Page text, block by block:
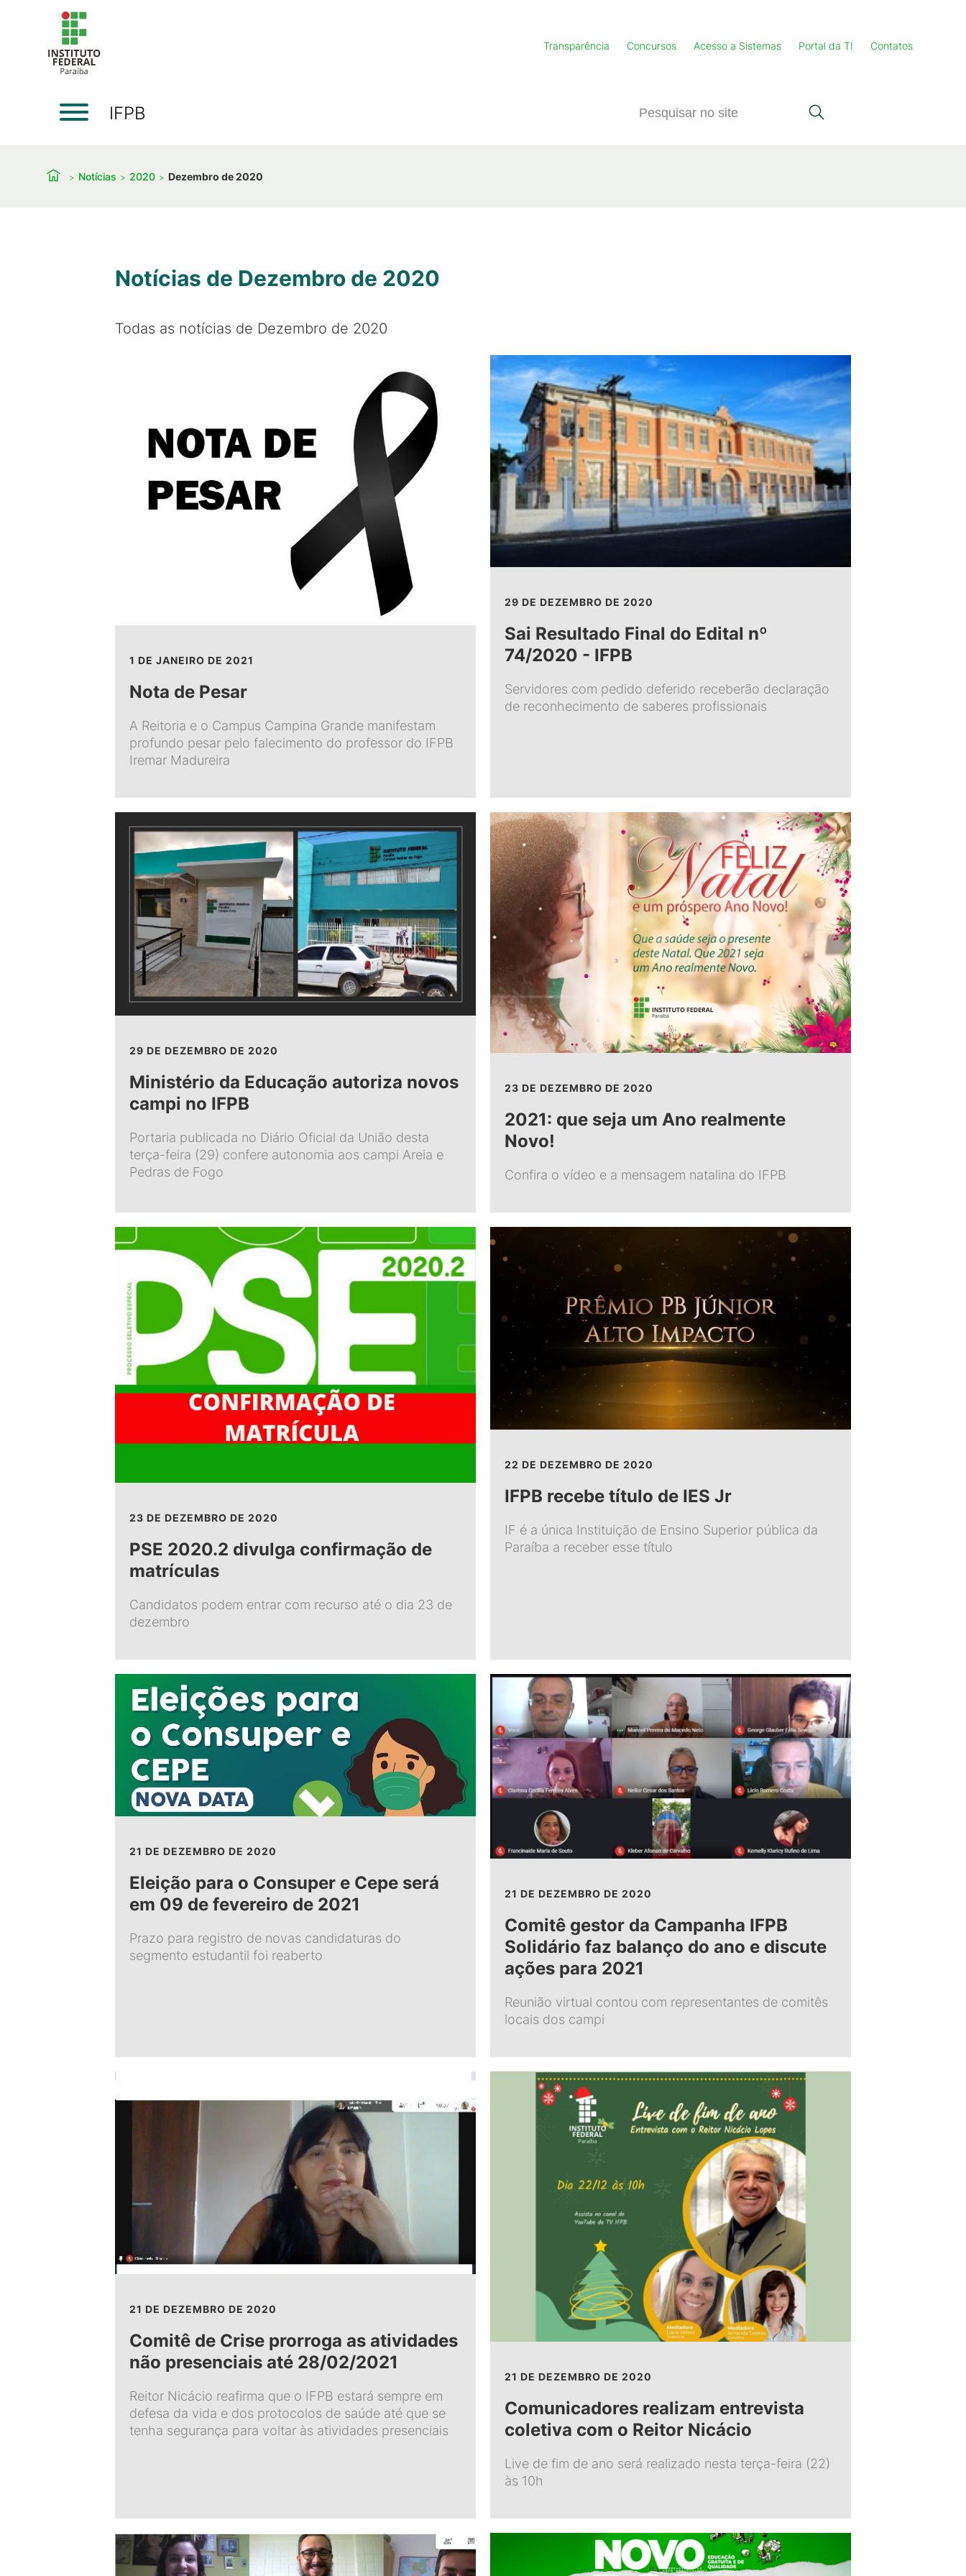
Transparência Concursos Acesso a Sistemas Portal da TI Contatos
IFPB
Notícias 2020 Dezembro de 2020
Notícias de Dezembro de 2020
Todas as notícias de Dezembro de 2020
1 DE JANEIRO DE 2021
Nota de Pesar
A Reitoria e o Campus Campina Grande manifestam
profundo pesar pelo falecimento do professor do IFPB
Iremar Madureira
29 DE DEZEMBRO DE 2020
Sai Resultado Final do Edital nº
74/2020 - IFPB
Servidores com pedido deferido receberão declaração
de reconhecimento de saberes profissionais
29 DE DEZEMBRO DE 2020
Ministério da Educação autoriza novos
campi no IFPB
Portaria publicada no Diário Oficial da União desta
terça-feira (29) confere autonomia aos campi Areia e
Pedras de Fogo
23 DE DEZEMBRO DE 2020
2021: que seja um Ano realmente
Novo!
Confira o vídeo e a mensagem natalina do IFPB
23 DE DEZEMBRO DE 2020
PSE 2020.2 divulga confirmação de
matrículas
Candidatos podem entrar com recurso até o dia 23 de
dezembro
22 DE DEZEMBRO DE 2020
IFPB recebe título de IES Jr
IF é a única Instituição de Ensino Superior pública da
Paraíba a receber esse título
21 DE DEZEMBRO DE 2020
Eleição para o Consuper e Cepe será
em 09 de fevereiro de 2021
Prazo para registro de novas candidaturas do
segmento estudantil foi reaberto
21 DE DEZEMBRO DE 2020
Comitê gestor da Campanha IFPB
Solidário faz balanço do ano e discute
ações para 2021
Reunião virtual contou com representantes de comitês
locais dos campi
21 DE DEZEMBRO DE 2020
Comitê de Crise prorroga as atividades
não presenciais até 28/02/2021
Reitor Nicácio reafirma que o IFPB estará sempre em
defesa da vida e dos protocolos de saúde até que se
tenha segurança para voltar às atividades presenciais
21 DE DEZEMBRO DE 2020
Comunicadores realizam entrevista
coletiva com o Reitor Nicácio
Live de fim de ano será realizado nesta terça-feira (22)
às 10h